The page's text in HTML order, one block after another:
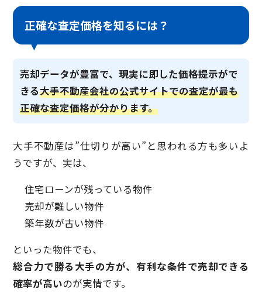
正確な査定価格を知るには？
売却データが豊富で、現実に即した価格提示がで
きる大手不動産会社の公式サイトでの査定が最も
正確な査定価格が分かります。
大手不動産は”仕切りが高い”と思われる方も多いよ
うですが、実は、
住宅ローンが残っている物件
売却が難しい物件
築年数が古い物件
といった物件でも、
総合力で勝る大手の方が、有利な条件で売却できる
確率が高いのが実情です。